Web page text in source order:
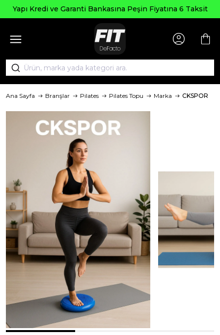
Yapı Kredi ve Garanti Bankasına Peşin Fiyatına 6 Taksit
Ana Sayfa Branşlar Pilates Pilates Topu Marka CKSPOR